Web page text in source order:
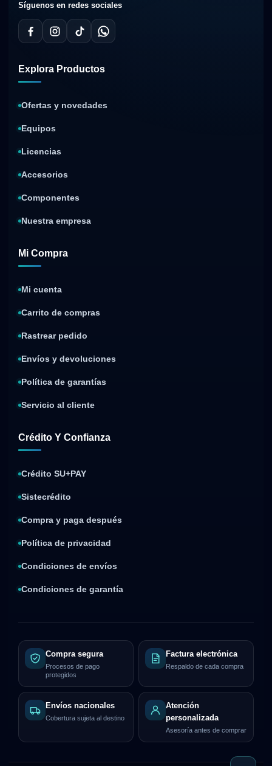
Síguenos en redes sociales
Explora Productos
Ofertas y novedades
Equipos
Licencias
Accesorios
Componentes
Nuestra empresa
Mi Compra
Mi cuenta
Carrito de compras
Rastrear pedido
Envíos y devoluciones
Política de garantías
Servicio al cliente
Crédito Y Confianza
Crédito SU+PAY
Sistecrédito
Compra y paga después
Política de privacidad
Condiciones de envíos
Condiciones de garantía
Compra segura
Procesos de pago
protegidos
Factura electrónica
Respaldo de cada compra
Envíos nacionales
Cobertura sujeta al destino
Atención
personalizada
Asesoría antes de comprar